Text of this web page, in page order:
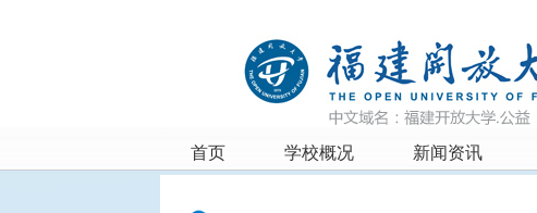
首页 学校概况 新闻资讯